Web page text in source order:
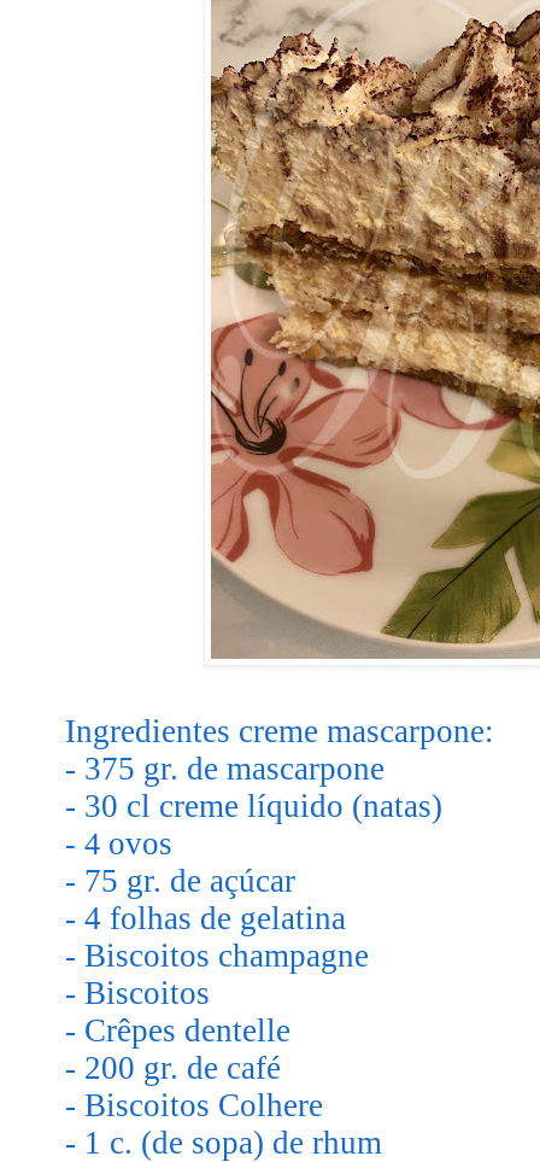
Ingredientes creme mascarpone:
- 375 gr. de mascarpone
- 30 cl creme líquido (natas)
- 4 ovos
- 75 gr. de açúcar
- 4 folhas de gelatina
- Biscoitos champagne
- Biscoitos
- Crêpes dentelle
- 200 gr. de café
- Biscoitos Colhere
- 1 c. (de sopa) de rhum